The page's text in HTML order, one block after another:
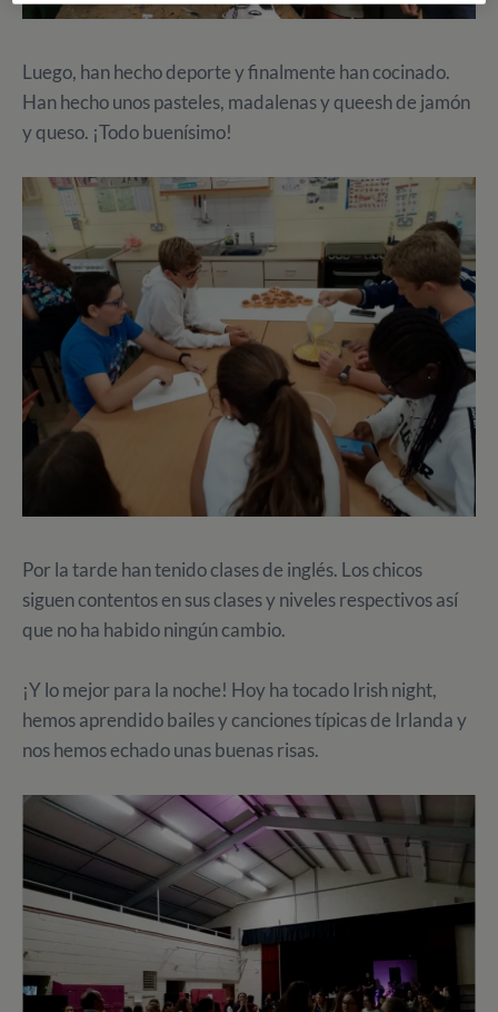
Luego, han hecho deporte y finalmente han cocinado‍.
Han hecho unos pasteles, madalenas y queesh de jamón
y queso. ¡Todo buenísimo!
Por la tarde han tenido clases de inglés. Los chicos
siguen contentos en sus clases y niveles respectivos así
que no ha habido ningún cambio.
¡Y lo mejor para la noche! Hoy ha tocado Irish night,
hemos aprendido bailes y canciones típicas de Irlanda y
nos hemos echado unas buenas risas.